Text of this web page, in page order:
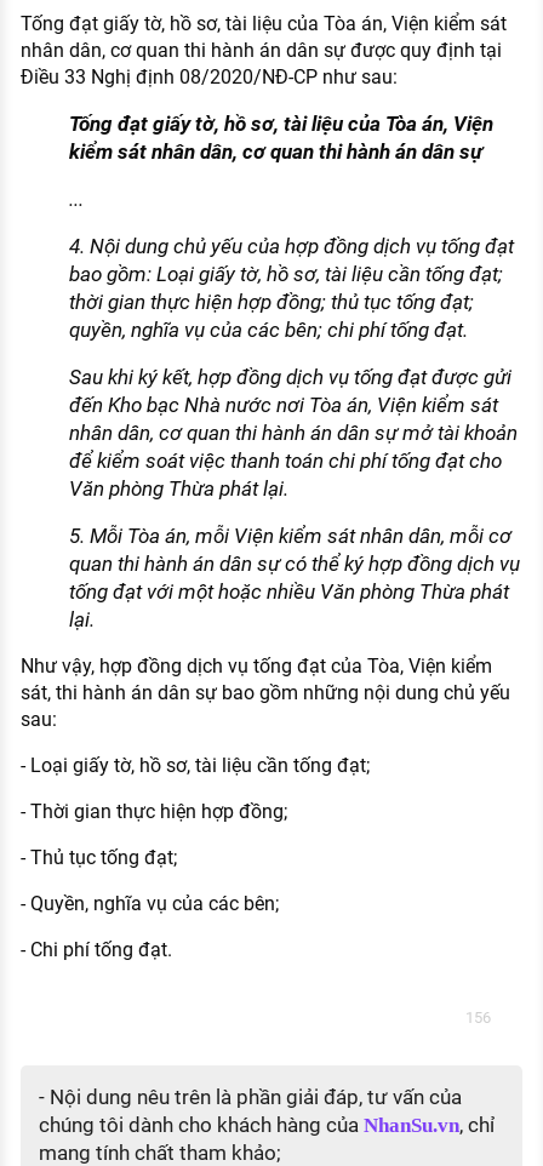
Tống đạt giấy tờ, hồ sơ, tài liệu của Tòa án, Viện kiểm sát
nhân dân, cơ quan thi hành án dân sự được quy định tại
Điều 33 Nghị định 08/2020/NĐ-CP như sau:
Tống đạt giấy tờ, hồ sơ, tài liệu của Tòa án, Viện
kiểm sát nhân dân, cơ quan thi hành án dân sự
...
4. Nội dung chủ yếu của hợp đồng dịch vụ tống đạt
bao gồm: Loại giấy tờ, hồ sơ, tài liệu cần tống đạt;
thời gian thực hiện hợp đồng; thủ tục tống đạt;
quyền, nghĩa vụ của các bên; chi phí tống đạt.
Sau khi ký kết, hợp đồng dịch vụ tống đạt được gửi
đến Kho bạc Nhà nước nơi Tòa án, Viện kiểm sát
nhân dân, cơ quan thi hành án dân sự mở tài khoản
để kiểm soát việc thanh toán chi phí tống đạt cho
Văn phòng Thừa phát lại.
5. Mỗi Tòa án, mỗi Viện kiểm sát nhân dân, mỗi cơ
quan thi hành án dân sự có thể ký hợp đồng dịch vụ
tống đạt với một hoặc nhiều Văn phòng Thừa phát
lại.
Như vậy, hợp đồng dịch vụ tống đạt của Tòa, Viện kiểm
sát, thi hành án dân sự bao gồm những nội dung chủ yếu
sau:
- Loại giấy tờ, hồ sơ, tài liệu cần tống đạt;
- Thời gian thực hiện hợp đồng;
- Thủ tục tống đạt;
- Quyền, nghĩa vụ của các bên;
- Chi phí tống đạt.
156
- Nội dung nêu trên là phần giải đáp, tư vấn của
chúng tôi dành cho khách hàng của NhanSu.vn, chỉ
mang tính chất tham khảo;